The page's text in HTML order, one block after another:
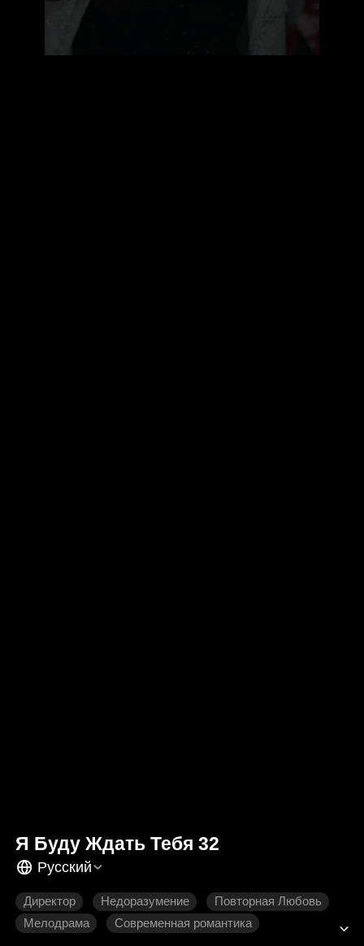
Я Буду Ждать Тебя 32
Русский
Директор Недоразумение
Повторная Любовь
Мелодрама
Современная романтика